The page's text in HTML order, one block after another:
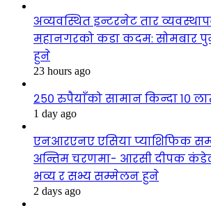
अव्यवस्थित इन्टरनेट तार
महानगरको कडा कदम: सोमबार
हुने
23 hours ago
२५० रुपैयाँको सामान किन्दा १०
1 day ago
एनआरएनए एसिया प्याशिफिक
अन्तिम चरणमा- आरसी दीपक
भव्य र सभ्य सम्मेलन हुने
2 days ago